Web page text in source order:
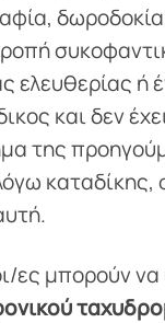
ελευθερίας ή
και δεν
της
καταδίκης,
ες μπορούν